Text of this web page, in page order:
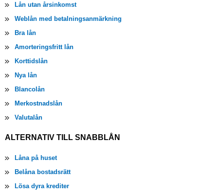
Lån utan årsinkomst
Weblån med betalningsanmärkning
Bra lån
Amorteringsfritt lån
Korttidslån
Nya lån
Blancolån
Merkostnadslån
Valutalån
ALTERNATIV TILL SNABBLÅN
Låna på huset
Belåna bostadsrätt
Lösa dyra krediter